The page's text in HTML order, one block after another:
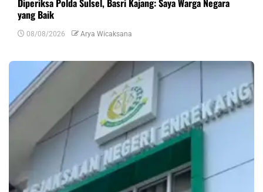
Diperiksa Polda Sulsel, Basri Kajang: Saya Warga Negara
yang Baik
08/08/2026 Arya Wicaksana